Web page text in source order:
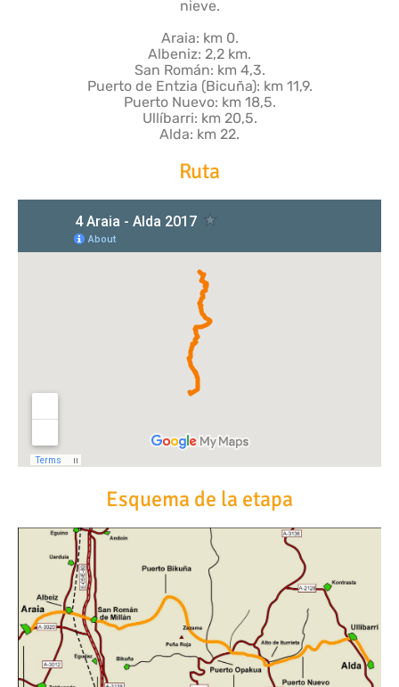
nieve.
Araia: km 0.
Albeniz: 2,2 km.
San Román: km 4,3.
Puerto de Entzia (Bicuña): km 11,9.
Puerto Nuevo: km 18,5.
Ullíbarri: km 20,5.
Alda: km 22.
Ruta
Esquema de la etapa